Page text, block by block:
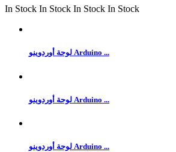
In Stock In Stock In Stock In Stock
لوحة أوردوينو Arduino ...
لوحة أوردوينو Arduino ...
لوحة أوردوينو Arduino ...